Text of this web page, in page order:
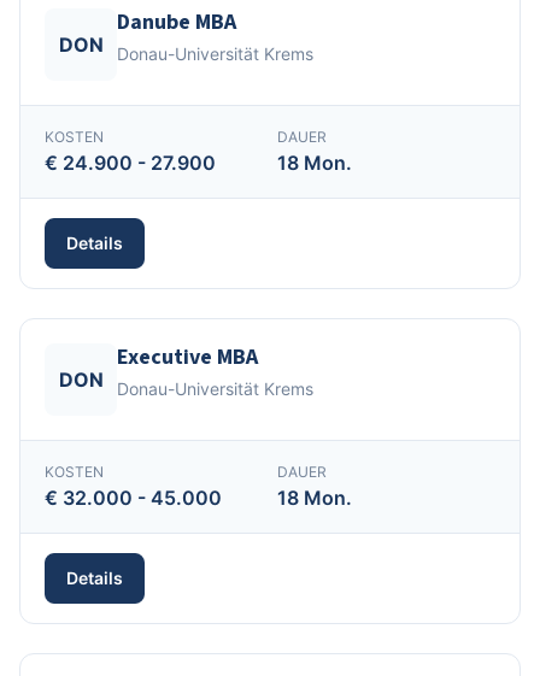
DON
Danube MBA
Donau-Universität Krems
KOSTEN
€ 24.900 - 27.900
DAUER
18 Mon.
Details
DON
Executive MBA
Donau-Universität Krems
KOSTEN
€ 32.000 - 45.000
DAUER
18 Mon.
Details